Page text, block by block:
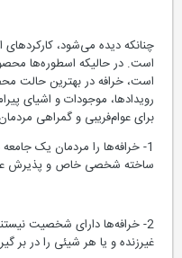
چنانکه دیده می‌شود، کارکردهای
است. در حالیکه اسطوره‌ها
است، خرافه در بهترین حالت
رویدادها، موجودات و اشیای
برای عوام‌فریبی و گمراهی
1- خرافه‌ها را مردمان یک جامعه
ساخته شخصی خاص و پذیرش
2- خرافه‌ها دارای شخصیت نیستند
غیرزنده و یا هر شیئی را در بر گیرند.